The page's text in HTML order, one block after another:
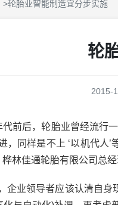
轮胎业智能制造宜分步实施
轮
2015-
后，轮胎业曾经流行一
，同样是不上 ‘以机代人
林佳通轮胎有限公司总经
业领导者应该认清自身现